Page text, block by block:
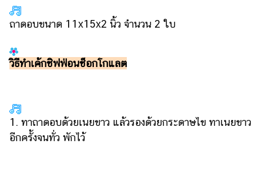
ถาดอบขนาด 11x15x2 นิ้ว จำนวน 2 ใบ
วิธีทำเค้กชิฟฟ่อนช็อกโกแลต
1. ทาถาดอบด้วยเนยขาว แล้วรองด้วยกระดาษไข ทาเนยขาว
อีกครั้งจนทั่ว พักไว้